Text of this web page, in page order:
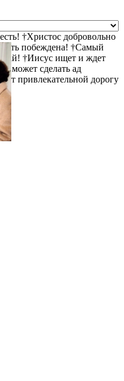
†Христос добровольно
побеждена! †Самый
†Иисус ищет и ждет
может сделать ад
привлекательной дорогу